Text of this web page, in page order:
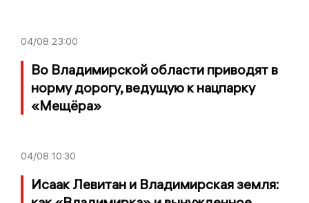
04/08 23:00
Во Владимирской области приводят в
норму дорогу, ведущую к нацпарку
«Мещёра»
04/08 10:30
Исаак Левитан и Владимирская земля: